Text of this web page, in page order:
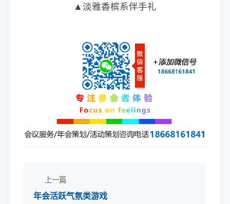
▲淡雅香槟系伴手礼
上一篇
年会活跃气氛类游戏